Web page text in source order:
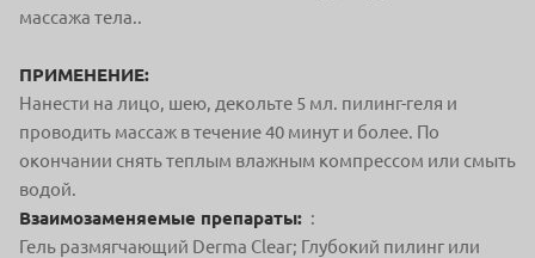
массажа тела..
ПРИМЕНЕНИЕ:
Нанести на лицо, шею, декольте 5 мл. пилинг-геля и
проводить массаж в течение 40 минут и более. По
окончании снять теплым влажным компрессом или смыть
водой.
Взаимозаменяемые препараты: :
Гель размягчающий Derma Clear; Глубокий пилинг или